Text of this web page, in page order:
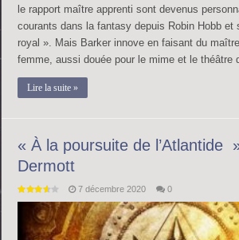
le rapport maître apprenti sont devenus
courants dans la fantasy depuis Robin Hobb et
royal ». Mais Barker innove en faisant du
femme, aussi douée pour le mime et le théâtre
Lire la suite »
« À la poursuite de l’Atlantide
Dermott
7 décembre 2020 0